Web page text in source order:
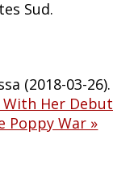
Sud.
(2018-03-26).
With Her Debut
Poppy War »